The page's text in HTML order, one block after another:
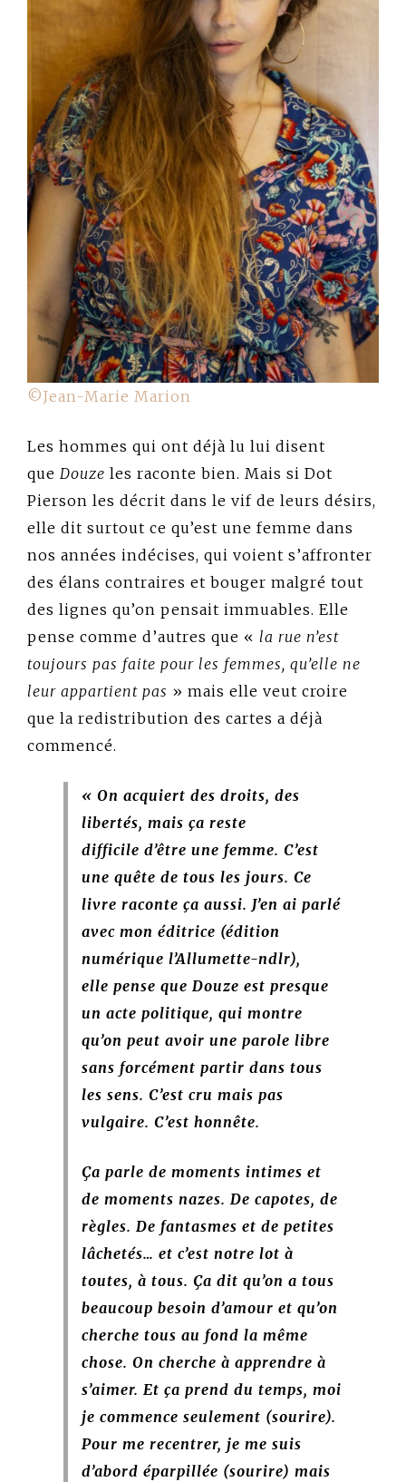
©Jean-Marie Marion
Les hommes qui ont déjà lu lui disent
que Douze les raconte bien. Mais si Dot
Pierson les décrit dans le vif de leurs désirs,
elle dit surtout ce qu’est une femme dans
nos années indécises, qui voient s’affronter
des élans contraires et bouger malgré tout
des lignes qu’on pensait immuables. Elle
pense comme d’autres que « la rue n’est
toujours pas faite pour les femmes, qu’elle ne
leur appartient pas » mais elle veut croire
que la redistribution des cartes a déjà
commencé.
« On acquiert des droits, des
libertés, mais ça reste
difficile d’être une femme. C’est
une quête de tous les jours. Ce
livre raconte ça aussi. J’en ai parlé
avec mon éditrice (édition
numérique l’Allumette-ndlr),
elle pense que Douze est presque
un acte politique, qui montre
qu’on peut avoir une parole libre
sans forcément partir dans tous
les sens. C’est cru mais pas
vulgaire. C’est honnête.
Ça parle de moments intimes et
de moments nazes. De capotes, de
règles. De fantasmes et de petites
lâchetés… et c’est notre lot à
toutes, à tous. Ça dit qu’on a tous
beaucoup besoin d’amour et qu’on
cherche tous au fond la même
chose. On cherche à apprendre à
s’aimer. Et ça prend du temps, moi
je commence seulement (sourire).
Pour me recentrer, je me suis
d’abord éparpillée (sourire) mais